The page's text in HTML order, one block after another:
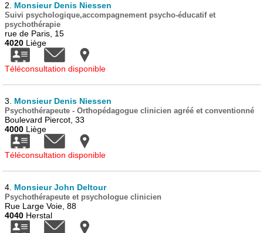
2. Monsieur Denis Niessen
Suivi psychologique,accompagnement psycho-éducatif et
psychothérapie
rue de Paris, 15
4020 Liège
Téléconsultation disponible
3. Monsieur Denis Niessen
Psychothérapeute - Orthopédagogue clinicien agréé et conventionné
Boulevard Piercot, 33
4000 Liège
Téléconsultation disponible
4. Monsieur John Deltour
Psychothérapeute et psychologue clinicien
Rue Large Voie, 88
4040 Herstal